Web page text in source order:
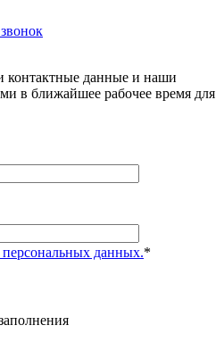
контактные данные и наши
в ближайшее рабочее время для
персональных данных.*